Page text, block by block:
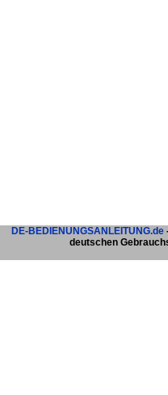
DE-BEDIENUNGSANLEITUNG.de
deutschen